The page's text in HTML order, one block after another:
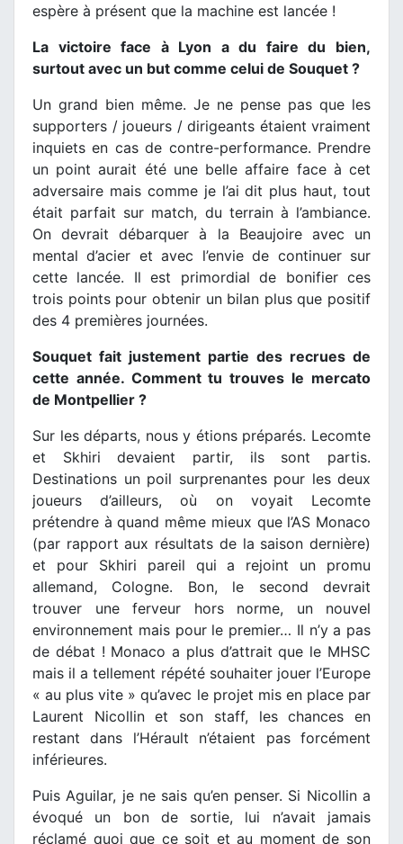
espère à présent que la machine est lancée !
La victoire face à Lyon a du faire du bien,
surtout avec un but comme celui de Souquet ?
Un grand bien même. Je ne pense pas que les
supporters / joueurs / dirigeants étaient vraiment
inquiets en cas de contre-performance. Prendre
un point aurait été une belle affaire face à cet
adversaire mais comme je l’ai dit plus haut, tout
était parfait sur match, du terrain à l’ambiance.
On devrait débarquer à la Beaujoire avec un
mental d’acier et avec l’envie de continuer sur
cette lancée. Il est primordial de bonifier ces
trois points pour obtenir un bilan plus que positif
des 4 premières journées.
Souquet fait justement partie des recrues de
cette année. Comment tu trouves le mercato
de Montpellier ?
Sur les départs, nous y étions préparés. Lecomte
et Skhiri devaient partir, ils sont partis.
Destinations un poil surprenantes pour les deux
joueurs d’ailleurs, où on voyait Lecomte
prétendre à quand même mieux que l’AS Monaco
(par rapport aux résultats de la saison dernière)
et pour Skhiri pareil qui a rejoint un promu
allemand, Cologne. Bon, le second devrait
trouver une ferveur hors norme, un nouvel
environnement mais pour le premier… Il n’y a pas
de débat ! Monaco a plus d’attrait que le MHSC
mais il a tellement répété souhaiter jouer l’Europe
« au plus vite » qu’avec le projet mis en place par
Laurent Nicollin et son staff, les chances en
restant dans l’Hérault n’étaient pas forcément
inférieures.
Puis Aguilar, je ne sais qu’en penser. Si Nicollin a
évoqué un bon de sortie, lui n’avait jamais
réclamé quoi que ce soit et au moment de son